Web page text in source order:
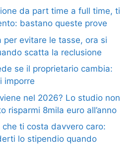
da part time a full time, ti
bastano queste prove
per evitare le tasse, ora si
scatta la reclusione
se il proprietario cambia:
imporre
nel 2026? Lo studio non
risparmi 8mila euro all’anno
ti costa davvero caro:
lo stipendio quando